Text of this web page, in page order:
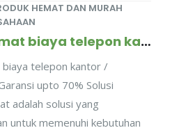
HEMAT DAN MURAH
Solusi hemat biaya telepon kantor / perusahaan, dijamin hemat upto 70%
biaya telepon kantor /
upto 70% Solusi
adalah solusi yang
untuk memenuhi kebutuhan